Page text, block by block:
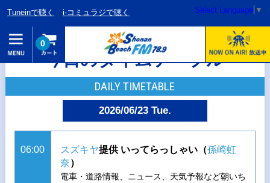
Tuneinで聴く i-コミュラジで聴く Select Language ▼
0
今日のタイムテーブル
DAILY TIMETABLE
2026/06/23 Tue.
06:00 スズキヤ提供 いってらっしゃい（孫崎虹
奈）
電車・道路情報、ニュース、天気予報など朝いち